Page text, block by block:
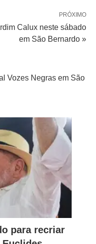
PRÓXIMO
Calux neste sábado
em São Bernardo »
Vozes Negras em São
para recriar